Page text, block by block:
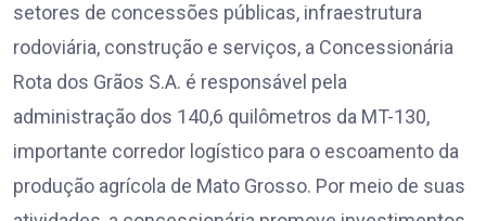
setores de concessões públicas, infraestrutura
rodoviária, construção e serviços, a Concessionária
Rota dos Grãos S.A. é responsável pela
administração dos 140,6 quilômetros da MT-130,
importante corredor logístico para o escoamento da
produção agrícola de Mato Grosso. Por meio de suas